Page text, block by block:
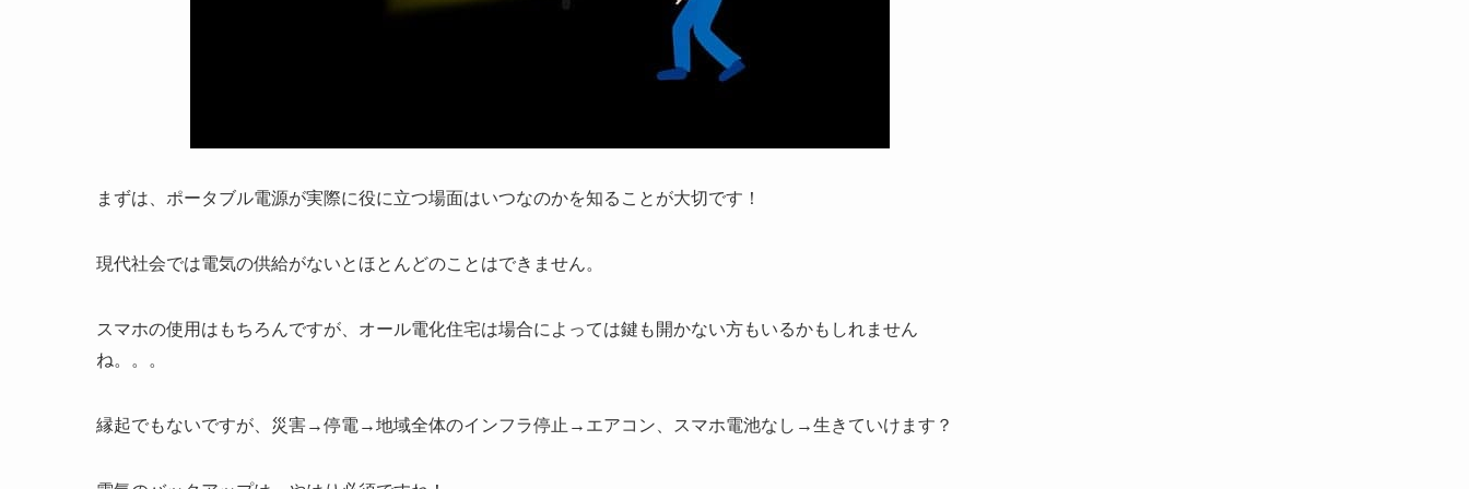
まずは、ポータブル電源が実際に役に立つ場面はいつなのかを知ることが大切です！
現代社会では電気の供給がないとほとんどのことはできません。
スマホの使用はもちろんですが、オール電化住宅は場合によっては鍵も開かない方もいるかもしれません
ね。。。
縁起でもないですが、災害→停電→地域全体のインフラ停止→エアコン、スマホ電池なし→生きていけます？